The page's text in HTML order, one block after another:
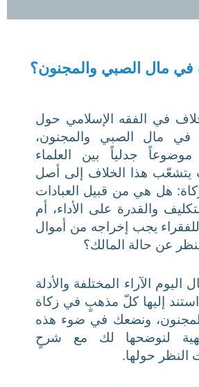
في مال الصبي والمجنون؟
في الفقه الإسلامي حول
في مال الصبي والمجنون،
جدلياً بين العلماء
يتشعّب هذا الخلاف إلى أصل
هل هي من قبيل العبادات
والقدرة على الأداء، أم
يجب إخراجه من أموال
عن حالة المالك؟
الآراء المختلفة والأدلة
استند إليها كلّ مذهبٍ في زكاة
ونضعك في ضوء هذه
لنوضحها لك مع شرحٍ
حولها.